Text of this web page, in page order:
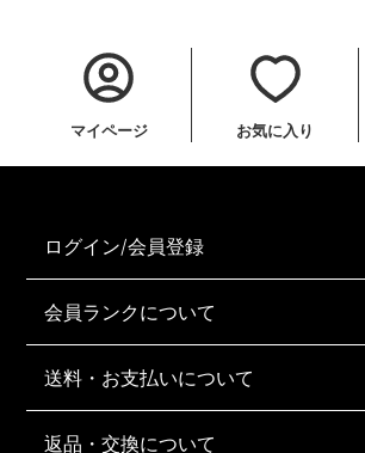
マイページ お気に入り
ログイン/会員登録
会員ランクについて
送料・お支払いについて
返品・交換について